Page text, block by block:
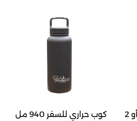
علم رمل بطول 1 متر أو 2
كوب حراري للسفر 940 مل